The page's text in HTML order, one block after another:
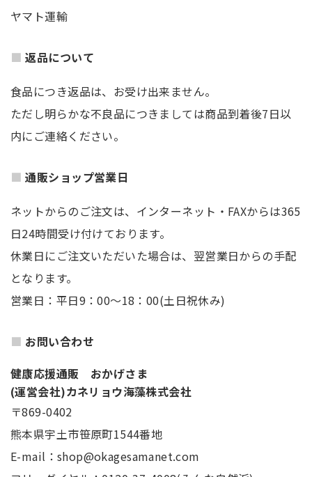
ヤマト運輸
返品について
食品につき返品は、お受け出来ません。
ただし明らかな不良品につきましては商品到着後7日以
内にご連絡ください。
通販ショップ営業日
ネットからのご注文は、インターネット・FAXからは365
日24時間受け付けております。
休業日にご注文いただいた場合は、翌営業日からの手配
となります。
営業日：平日9：00～18：00(土日祝休み)
お問い合わせ
健康応援通販 おかげさま
(運営会社)カネリョウ海藻株式会社
〒869-0402
熊本県宇土市笹原町1544番地
E-mail：shop@okagesamanet.com